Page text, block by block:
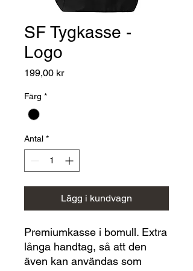
SF Tygkasse -
Logo
199,00 krPris
Färg *
Antal *
Lägg i kundvagn
Premiumkasse i bomull. Extra
långa handtag, så att den
även kan användas som